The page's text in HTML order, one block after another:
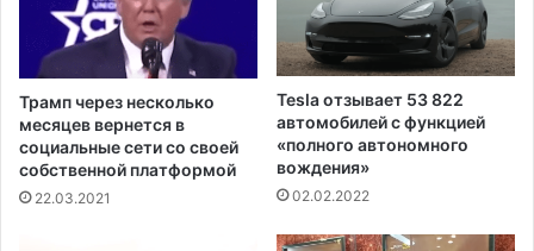
ю
в
п
р
о
т
и
в
Трамп через несколько
месяцев вернется в
социальные сети со своей
собственной платформой
22.03.2021
Tesla отзывает 53 822
автомобилей с функцией
«полного автономного
вождения»
02.02.2022